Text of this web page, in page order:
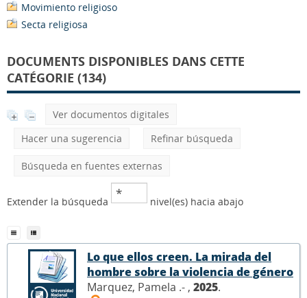
Movimiento religioso
Secta religiosa
DOCUMENTS DISPONIBLES DANS CETTE
CATÉGORIE (134)
Ver documentos digitales
Hacer una sugerencia
Refinar búsqueda
Búsqueda en fuentes externas
Extender la búsqueda nivel(es) hacia abajo
Lo que ellos creen. La mirada del
hombre sobre la violencia de género
Marquez, Pamela .- , 2025.